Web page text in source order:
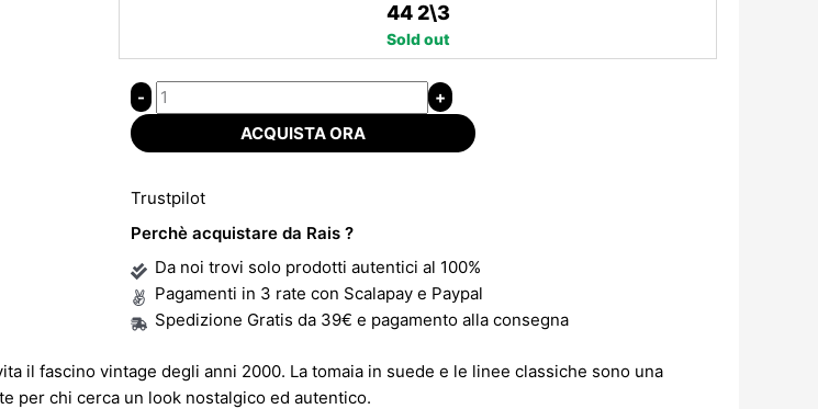
44 2\3
Sold out
ACQUISTA ORA
Trustpilot
Perchè acquistare da Rais ?
Da noi trovi solo prodotti autentici al 100%
Pagamenti in 3 rate con Scalapay e Paypal
Spedizione Gratis da 39€ e pagamento alla consegna
il fascino vintage degli anni 2000. La tomaia in suede e le linee classiche sono una
per chi cerca un look nostalgico ed autentico.